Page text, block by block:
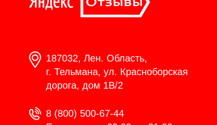
187032, Лен. Область,
г. Тельмана, ул. Красноборская
дорога, дом 1В/2
8 (800) 500-67-44